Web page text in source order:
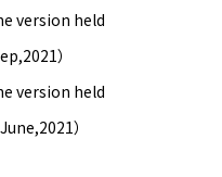
version held
）
version held
）